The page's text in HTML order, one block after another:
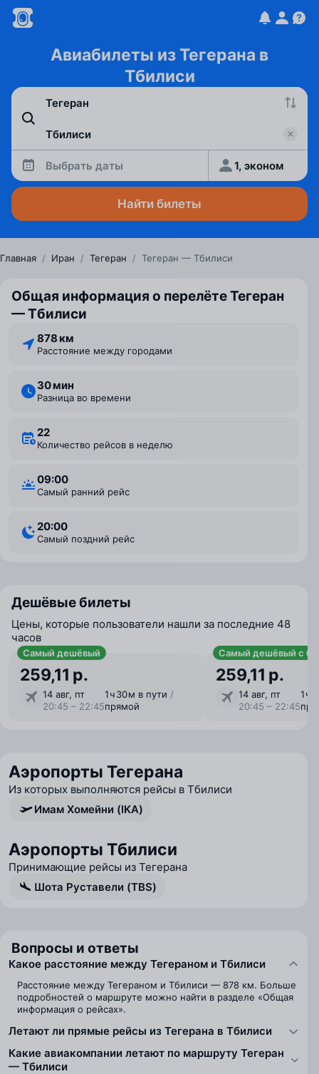
Авиабилеты из Тегерана в
Тбилиси
Выбрать даты 1, эконом
Найти билеты
Главная / Иран / Тегеран / Тегеран — Тбилиси
Общая информация о перелёте Тегеран
— Тбилиси
878 км
Расстояние между городами
30 мин
Разница во времени
22
Количество рейсов в неделю
09:00
Самый ранний рейс
20:00
Самый поздний рейс
Дешёвые билеты
Цены, которые пользователи нашли за последние 48
часов
Самый дешёвый
259,11 р.
14 авг, пт
20:45 – 22:45
1 ⁠ч 30 ⁠м в пути /
прямой
Самый дешёвый с
259,11 р.
14 авг, пт
20:45 – 22:45
1 ⁠ч
Аэропорты Тегерана
Из которых выполняются рейсы в Тбилиси
Имам Хомейни (IKA)
Аэропорты Тбилиси
Принимающие рейсы из Тегерана
Шота Руставели (TBS)
Вопросы и ответы
Какое расстояние между Тегераном и Тбилиси
Расстояние между Тегераном и Тбилиси — 878 км. Больше
подробностей о маршруте можно найти в разделе «Общая
информация о рейсах».
Летают ли прямые рейсы из Тегерана в Тбилиси
Какие авиакомпании летают по маршруту Тегеран
— Тбилиси